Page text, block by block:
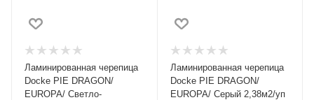
Ламинированная черепица
Docke PIE DRAGON/
EUROPA/ Светло-
Ламинированная черепица
Docke PIE DRAGON/
EUROPA/ Серый 2,38м2/уп